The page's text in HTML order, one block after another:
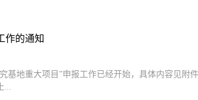
作的通知
基地重大项目”申报工作已经开始，具体内容见附
...